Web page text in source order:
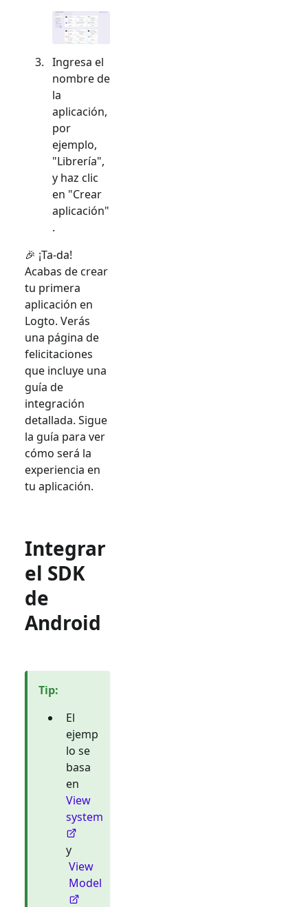
Ingresa el
nombre de
la
aplicación,
por
ejemplo,
"Librería",
y haz clic
en "Crear
aplicación"
.
🎉 ¡Ta-da!
Acabas de crear
tu primera
aplicación en
Logto. Verás
una página de
felicitaciones
que incluye una
guía de
integración
detallada. Sigue
la guía para ver
cómo será la
experiencia en
tu aplicación.
Integrar
el SDK
de
Android
Tip:
El
ejemp
lo se
basa
en
View
system
y
View
Model